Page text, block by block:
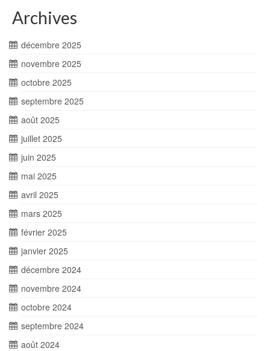
Archives
décembre 2025
novembre 2025
octobre 2025
septembre 2025
août 2025
juillet 2025
juin 2025
mai 2025
avril 2025
mars 2025
février 2025
janvier 2025
décembre 2024
novembre 2024
octobre 2024
septembre 2024
août 2024